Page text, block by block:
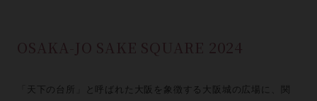
OSAKA-JO SAKE SQUARE 2024
「天下の台所」と呼ばれた大阪を象徴する大阪城の広場に、関